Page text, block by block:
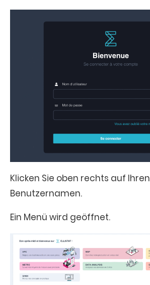
Klicken Sie oben rechts auf Ihren
Benutzernamen.
Ein Menü wird geöffnet.